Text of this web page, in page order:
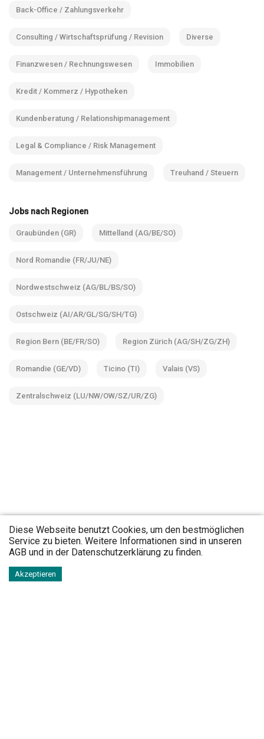
Back-Office / Zahlungsverkehr
Consulting / Wirtschaftsprüfung / Revision Diverse
Finanzwesen / Rechnungswesen Immobilien
Kredit / Kommerz / Hypotheken
Kundenberatung / Relationshipmanagement
Legal & Compliance / Risk Management
Management / Unternehmensführung Treuhand / Steuern
Jobs nach Regionen
Graubünden (GR) Mittelland (AG/BE/SO)
Nord Romandie (FR/JU/NE)
Nordwestschweiz (AG/BL/BS/SO)
Ostschweiz (AI/AR/GL/SG/SH/TG)
Region Bern (BE/FR/SO) Region Zürich (AG/SH/ZG/ZH)
Romandie (GE/VD) Ticino (TI) Valais (VS)
Zentralschweiz (LU/NW/OW/SZ/UR/ZG)
Diese Webseite benutzt Cookies, um den bestmöglichen
Service zu bieten. Weitere Informationen sind in unseren
AGB und in der Datenschutzerklärung zu finden.
Akzeptieren